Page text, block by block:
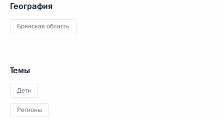
География
Брянская область
Темы
Дети
Регионы